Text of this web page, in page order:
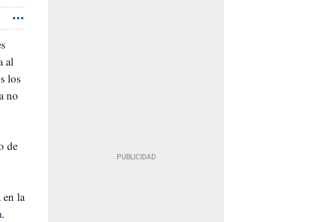
al
los
no
de
en la
.